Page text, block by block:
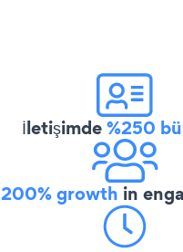
İletişimde%250
200% growth in